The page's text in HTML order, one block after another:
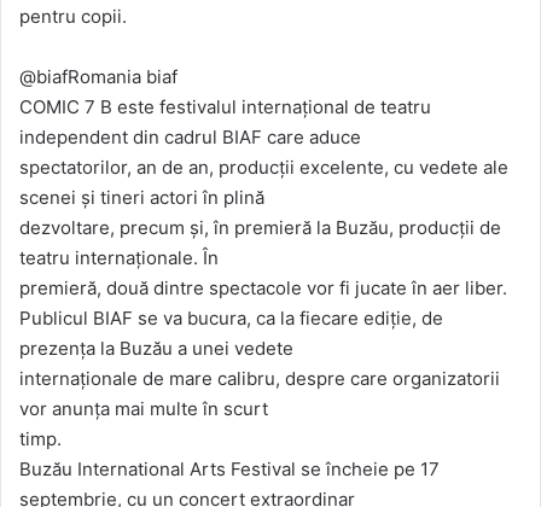
pentru copii.
@biafRomania biaf
COMIC 7 B este festivalul internațional de teatru
independent din cadrul BIAF care aduce
spectatorilor, an de an, producții excelente, cu vedete ale
scenei și tineri actori în plină
dezvoltare, precum și, în premieră la Buzău, producții de
teatru internaționale. În
premieră, două dintre spectacole vor fi jucate în aer liber.
Publicul BIAF se va bucura, ca la fiecare ediție, de
prezența la Buzău a unei vedete
internaționale de mare calibru, despre care organizatorii
vor anunța mai multe în scurt
timp.
Buzău International Arts Festival se încheie pe 17
septembrie, cu un concert extraordinar